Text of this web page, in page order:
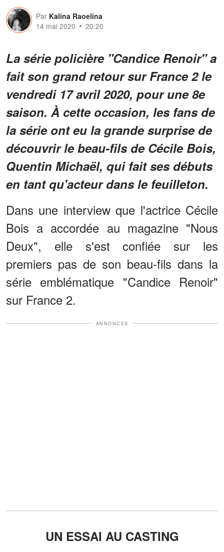
Par Kalina Raoelina
14 mai 2020
20:20
La série policière "Candice Renoir" a
fait son grand retour sur France 2 le
vendredi 17 avril 2020, pour une 8e
saison. À cette occasion, les fans de
la série ont eu la grande surprise de
découvrir le beau-fils de Cécile Bois,
Quentin Michaël, qui fait ses débuts
en tant qu'acteur dans le feuilleton.
Dans une interview que l'actrice Cécile
Bois a accordée au magazine "Nous
Deux", elle s'est confiée sur les
premiers pas de son beau-fils dans la
série emblématique "Candice Renoir"
sur France 2.
ANNONCES
UN ESSAI AU CASTING